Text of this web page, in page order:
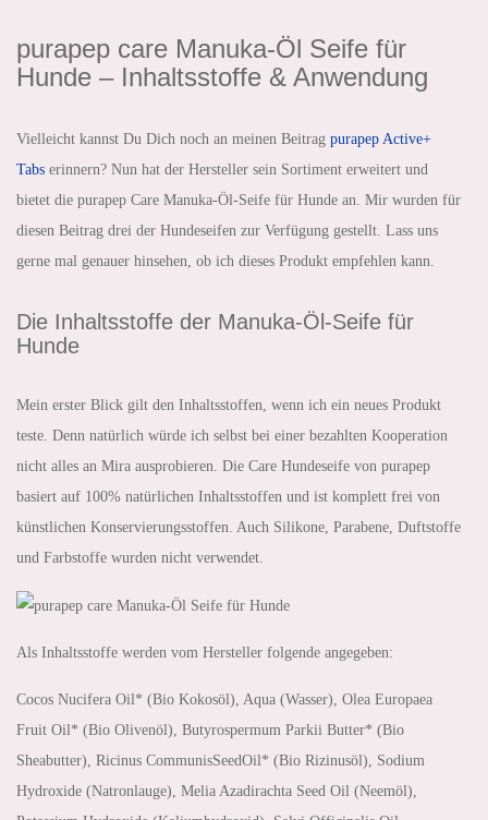
purapep care Manuka-Öl Seife für
Hunde – Inhaltsstoffe & Anwendung
Vielleicht kannst Du Dich noch an meinen Beitrag purapep Active+
Tabs erinnern? Nun hat der Hersteller sein Sortiment erweitert und
bietet die purapep Care Manuka-Öl-Seife für Hunde an. Mir wurden für
diesen Beitrag drei der Hundeseifen zur Verfügung gestellt. Lass uns
gerne mal genauer hinsehen, ob ich dieses Produkt empfehlen kann.
Die Inhaltsstoffe der Manuka-Öl-Seife für
Hunde
Mein erster Blick gilt den Inhaltsstoffen, wenn ich ein neues Produkt
teste. Denn natürlich würde ich selbst bei einer bezahlten Kooperation
nicht alles an Mira ausprobieren. Die Care Hundeseife von purapep
basiert auf 100% natürlichen Inhaltsstoffen und ist komplett frei von
künstlichen Konservierungsstoffen. Auch Silikone, Parabene, Duftstoffe
und Farbstoffe wurden nicht verwendet.
Als Inhaltsstoffe werden vom Hersteller folgende angegeben:
Cocos Nucifera Oil* (Bio Kokosöl), Aqua (Wasser), Olea Europaea
Fruit Oil* (Bio Olivenöl), Butyrospermum Parkii Butter* (Bio
Sheabutter), Ricinus CommunisSeedOil* (Bio Rizinusöl), Sodium
Hydroxide (Natronlauge), Melia Azadirachta Seed Oil (Neemöl),